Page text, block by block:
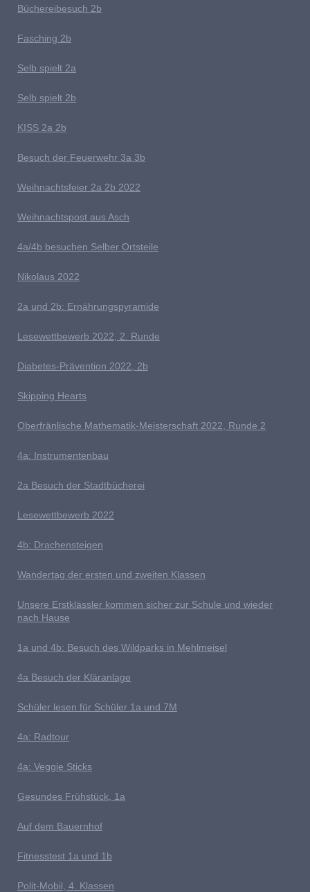
Büchereibesuch 2b
Fasching 2b
Selb spielt 2a
Selb spielt 2b
KISS 2a 2b
Besuch der Feuerwehr 3a 3b
Weihnachtsfeier 2a 2b 2022
Weihnachtspost aus Asch
4a/4b besuchen Selber Ortsteile
Nikolaus 2022
2a und 2b: Ernährungspyramide
Lesewettbewerb 2022, 2. Runde
Diabetes-Prävention 2022, 2b
Skipping Hearts
Oberfränlische Mathematik-Meisterschaft 2022, Runde 2
4a: Instrumentenbau
2a Besuch der Stadtbücherei
L esewettbewerb 2022
4b: Drachensteigen
Wandertag der ersten und zweiten Klassen
Unsere Erstklässler kommen sicher zur Schule und wieder
nach Hause
1a und 4b: Besuch des Wildparks in Mehlmeisel
4a Besuch der Kläranlage
Schüler lesen für Schüler 1a und 7M
4a: Radtour
4a: Veggie Sticks
Gesundes Frühstück, 1a
Auf dem Bauernhof
Fitnesstest 1a und 1b
Polit-Mobil, 4. Klassen